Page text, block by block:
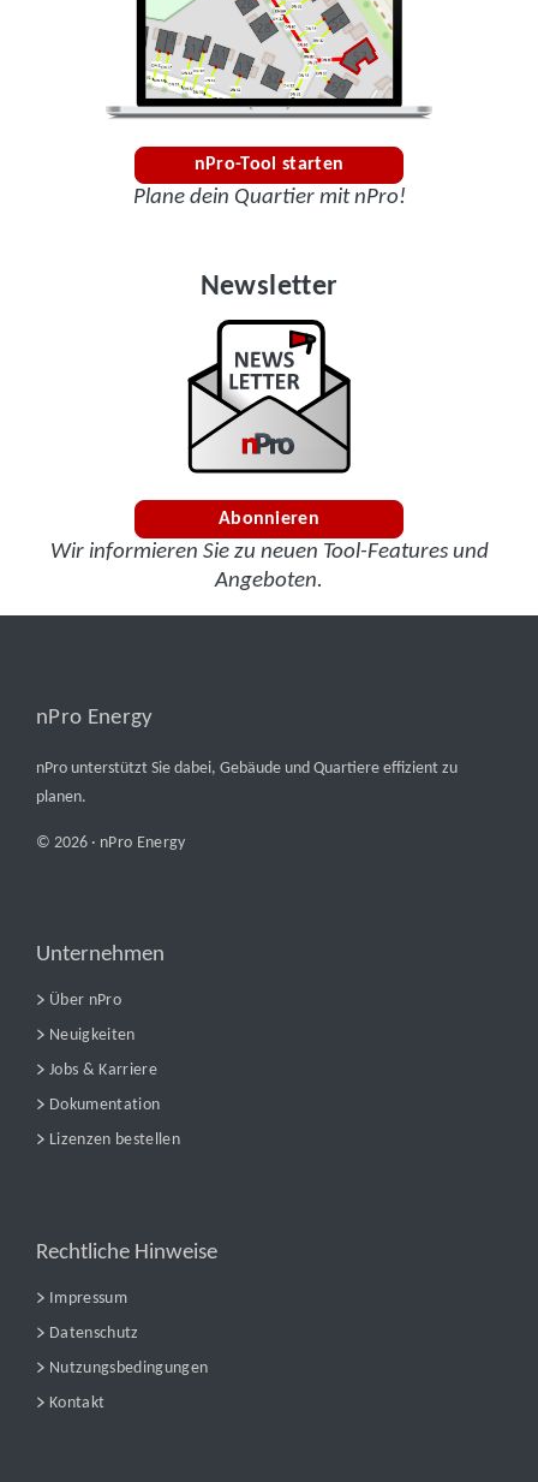
nPro-Tool starten
Plane dein Quartier mit nPro!
Newsletter
Abonnieren
Wir informieren Sie zu neuen Tool-Features und
Angeboten.
nPro Energy
nPro unterstützt Sie dabei, Gebäude und Quartiere effizient zu
planen.
© 2026 · nPro Energy
Unternehmen
Über nPro
Neuigkeiten
Jobs & Karriere
Dokumentation
Lizenzen bestellen
Rechtliche Hinweise
Impressum
Datenschutz
Nutzungsbedingungen
Kontakt